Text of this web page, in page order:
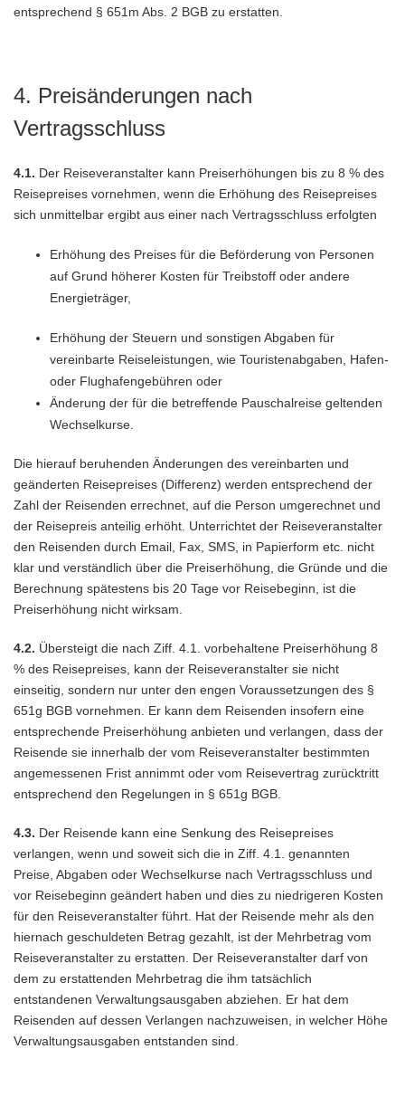
entsprechend § 651m Abs. 2 BGB zu erstatten.
4. Preisänderungen nach
Vertragsschluss
4.1. Der Reiseveranstalter kann Preiserhöhungen bis zu 8 % des
Reisepreises vornehmen, wenn die Erhöhung des Reisepreises
sich unmittelbar ergibt aus einer nach Vertragsschluss erfolgten
Erhöhung des Preises für die Beförderung von Personen
auf Grund höherer Kosten für Treibstoff oder andere
Energieträger,
Erhöhung der Steuern und sonstigen Abgaben für
vereinbarte Reiseleistungen, wie Touristenabgaben, Hafen-
oder Flughafengebühren oder
Änderung der für die betreffende Pauschalreise geltenden
Wechselkurse.
Die hierauf beruhenden Änderungen des vereinbarten und
geänderten Reisepreises (Differenz) werden entsprechend der
Zahl der Reisenden errechnet, auf die Person umgerechnet und
der Reisepreis anteilig erhöht. Unterrichtet der Reiseveranstalter
den Reisenden durch Email, Fax, SMS, in Papierform etc. nicht
klar und verständlich über die Preiserhöhung, die Gründe und die
Berechnung spätestens bis 20 Tage vor Reisebeginn, ist die
Preiserhöhung nicht wirksam.
4.2. Übersteigt die nach Ziff. 4.1. vorbehaltene Preiserhöhung 8
% des Reisepreises, kann der Reiseveranstalter sie nicht
einseitig, sondern nur unter den engen Voraussetzungen des §
651g BGB vornehmen. Er kann dem Reisenden insofern eine
entsprechende Preiserhöhung anbieten und verlangen, dass der
Reisende sie innerhalb der vom Reiseveranstalter bestimmten
angemessenen Frist annimmt oder vom Reisevertrag zurücktritt
entsprechend den Regelungen in § 651g BGB.
4.3. Der Reisende kann eine Senkung des Reisepreises
verlangen, wenn und soweit sich die in Ziff. 4.1. genannten
Preise, Abgaben oder Wechselkurse nach Vertragsschluss und
vor Reisebeginn geändert haben und dies zu niedrigeren Kosten
für den Reiseveranstalter führt. Hat der Reisende mehr als den
hiernach geschuldeten Betrag gezahlt, ist der Mehrbetrag vom
Reiseveranstalter zu erstatten. Der Reiseveranstalter darf von
dem zu erstattenden Mehrbetrag die ihm tatsächlich
entstandenen Verwaltungsausgaben abziehen. Er hat dem
Reisenden auf dessen Verlangen nachzuweisen, in welcher Höhe
Verwaltungsausgaben entstanden sind.